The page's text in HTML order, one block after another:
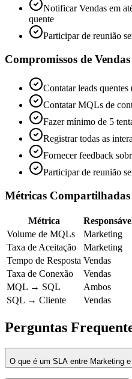
Notificar Vendas em
quente
Participar de reunião
Compromissos de Vendas
Contatar leads
Contatar MQLs de
Fazer mínimo de 5
Registrar todas as
Fornecer feedback
Participar de reunião
Métricas Compartilhadas
Métrica
Volume de MQLs
Marketing
Taxa de Aceitação
Marketing
Tempo de Resposta Vendas
Taxa de Conexão
Vendas
MQL → SQL
Ambos
SQL → Cliente
Vendas
Perguntas
O que é um SLA entre Marketing